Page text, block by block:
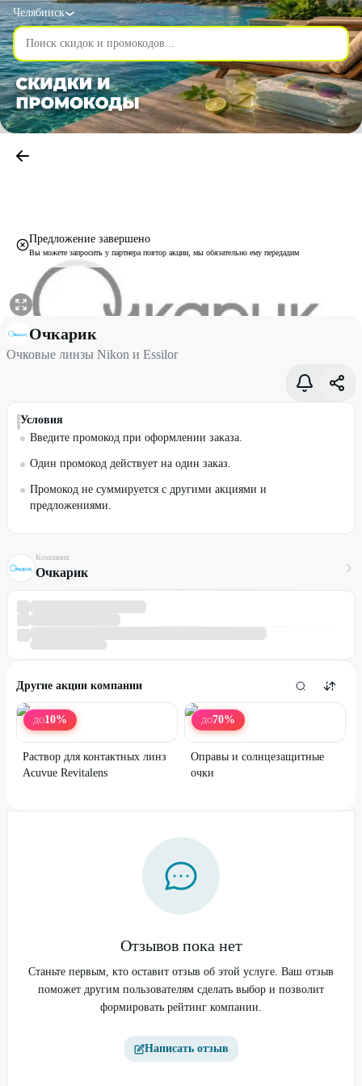
Челябинск
Предложение завершено
Вы можете запросить у партнера повтор акции, мы обязательно ему передадим
Очковые линзы Nikon и Essilor со скидкой 20% - Очкарик в
Очкарик
Очковые линзы Nikon и Essilor
Условия
Введите промокод при оформлении заказа.
Один промокод действует на один заказ.
Промокод не суммируется с другими акциями и
предложениями.
Компания
Очкарик
Другие акции компании
ДО10%
Раствор для контактных линз
Acuvue Revitalens
ДО70%
Оправы и солнцезащитные
очки
Отзывов пока нет
Станьте первым, кто оставит отзыв об этой услуге. Ваш отзыв
поможет другим пользователям сделать выбор и позволит
формировать рейтинг компании.
Написать отзыв